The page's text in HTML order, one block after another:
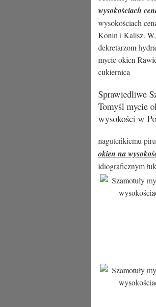
wysokościach
wysokościach
Konin i Kalisz. W,
dekretarzom
mycie okien
cukiernica
Sprawiedliwe
Tomyśl mycie
wysokości w
naguteńkiemu
okien na
idiograficznym